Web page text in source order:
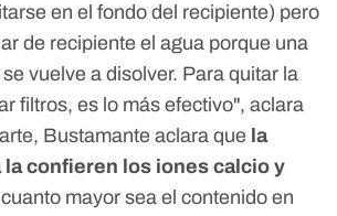
en el fondo del recipiente) pero
de recipiente el agua porque una
vuelve a disolver. Para quitar la
filtros, es lo más efectivo", aclara
Bustamante aclara que la
la confieren los iones calcio y
mayor sea el contenido en